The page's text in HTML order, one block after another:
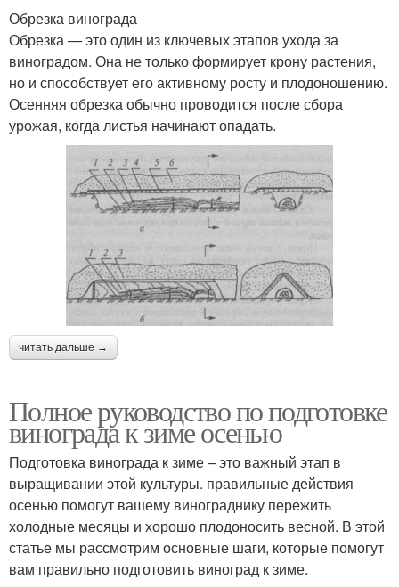
Обрезка винограда
Обрезка — это один из ключевых этапов ухода за
виноградом. Она не только формирует крону растения,
но и способствует его активному росту и плодоношению.
Осенняя обрезка обычно проводится после сбора
урожая, когда листья начинают опадать.
читать дальше →
Полное руководство по подготовке
винограда к зиме осенью
Подготовка винограда к зиме – это важный этап в
выращивании этой культуры. правильные действия
осенью помогут вашему винограднику пережить
холодные месяцы и хорошо плодоносить весной. В этой
статье мы рассмотрим основные шаги, которые помогут
вам правильно подготовить виноград к зиме.